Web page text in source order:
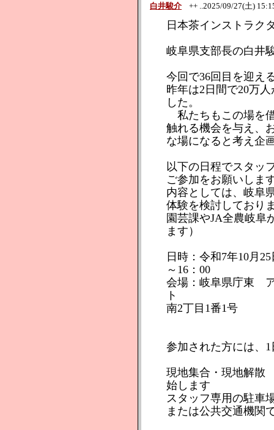
白井駿介 ++ ..2025/09/27(土)
日本茶インストラ
岐阜県支部長の白井
今回で36回目を迎え
昨年は2日間で20万
した。
私たちもこの場を
触れる機会を与え、
な場になると考え企
以下の日程でスタッ
ご参加をお願いしま
内容としては、岐阜
体験を検討しており
園芸課やJA全農岐阜
ます）
日時：令和7年10月
～16：00
会場：岐阜県庁東
ト 住所：
南2丁目1番1号
参加された方には、
現地集合・現地解散
始します
スタッフ専用の駐車
または公共交通機関